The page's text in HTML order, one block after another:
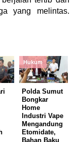
yang melintas.
Hukum
Polda Sumut
Bongkar
Home
Industri Vape
Mengandung
Etomidate,
Bahan Baku